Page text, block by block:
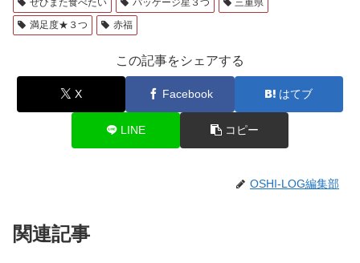
満足度★３つ
赤福
この記事をシェアする
X Facebook はてブ
LINE コピー
OSHI-LOG編集部
関連記事